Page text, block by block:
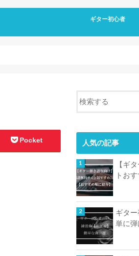
ギター初心者
Pocket 人気の記事
【ギ
トお
ギタ
単に弾